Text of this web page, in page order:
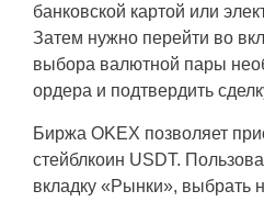
банковской картой или
Затем нужно перейти во
выбора валютной пары
ордера и подтвердить
Биржа OKEX позволяет
стейблкоин USDT.
вкладку «Рынки», выбрать